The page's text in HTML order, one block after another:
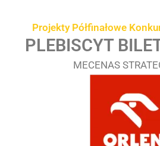
Projekty Półfinałowe
PLEBISCYT
MECENAS